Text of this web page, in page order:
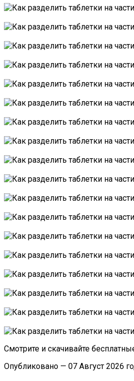
Смотрите и скачивайте
Опубликовано — 07 Август 2026